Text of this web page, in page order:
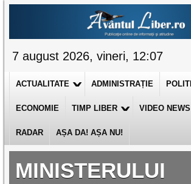
7 august 2026, vineri, 12:07
ACTUALITATE ADMINISTRAȚIE
ECONOMIE TIMP LIBER VIDEO NEWS
RADAR AȘA DA! AȘA NU!
MINISTERULUI